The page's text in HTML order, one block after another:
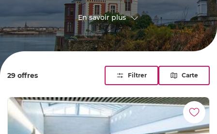
exquise, ou laissez-vous séduire par l'insolite en séjournant
dans une bulle magique ou une cabane sur l'eau. Dinard,
perle du tourisme en Bretagne, vous promet un séjour
mémorable, alliant luxe, bien-être et découverte.
En savoir plus
29 offres Filtrer Carte